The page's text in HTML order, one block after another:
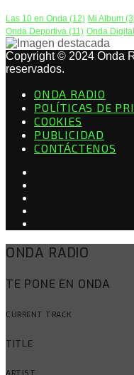
Las 10 en Onda (12) Mi Album
Onda Deportiva (11) Onda Digital
Copyright © 2024 Onda
reservados.
ONDA RADIO
POLÍTICAS DE
COOKIES
PUBLICIDAD
CONTÁCTENOS
ONDA RADIO
TE PONE EN ONDA
CURRENT TRACK
TITLE